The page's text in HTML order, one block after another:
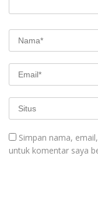
Simpan nama,
untuk komentar saya